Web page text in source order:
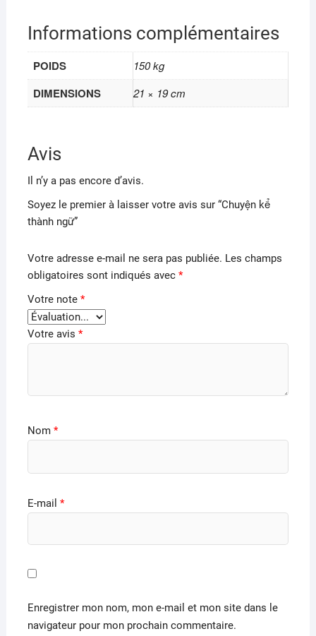
Informations complémentaires
POIDS 150 kg
DIMENSIONS 21 × 19 cm
Avis
Il n’y a pas encore d’avis.
Soyez le premier à laisser votre avis sur “Chuyện kể
thành ngữ”
Votre adresse e-mail ne sera pas publiée. Les champs
obligatoires sont indiqués avec *
Votre note *
Votre avis *
Nom *
E-mail *
Enregistrer mon nom, mon e-mail et mon site dans le
navigateur pour mon prochain commentaire.